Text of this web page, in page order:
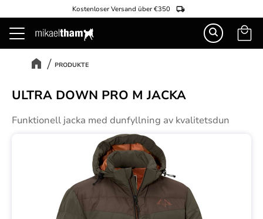
Menü
Kostenloser Versand über €350
PRODUKTE
ULTRA DOWN PRO M JACKA
Funktionell jacka med dunfyllning av kvalitetsdun